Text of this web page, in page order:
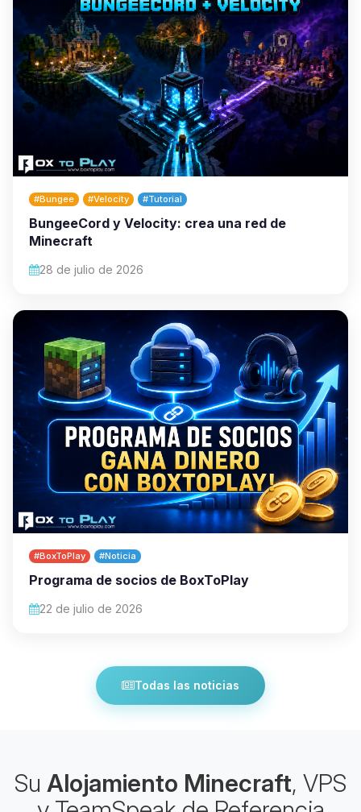
#Bungee #Velocity #Tutorial
BungeeCord y Velocity: crea una red de
Minecraft
28 de julio de 2026
#BoxToPlay #Noticia
Programa de socios de BoxToPlay
22 de julio de 2026
Todas las noticias
Su Alojamiento Minecraft, VPS